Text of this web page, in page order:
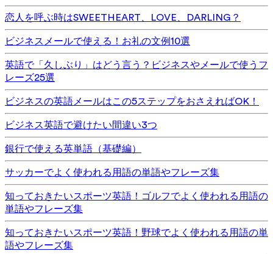
恋人を呼ぶ時はSWEETHEART、LOVE、DARLING？
ビジネスメールで使える！お礼の文例10選
英語で「久しぶり」はどう言う？ビジネスやメールで使うフ
レーズ25選
ビジネスの英語メールはこの5ステップをおさえればOK！
ビジネス英語で避けたい間違い3つ
銀行で使える英単語（基礎編）
サッカーでよく使われる用語の単語やフレーズ集
知っておきたいスポーツ英語！ゴルフでよく使われる用語の
単語やフレーズ集
知っておきたいスポーツ英語！野球でよく使われる用語の単
語やフレーズ集